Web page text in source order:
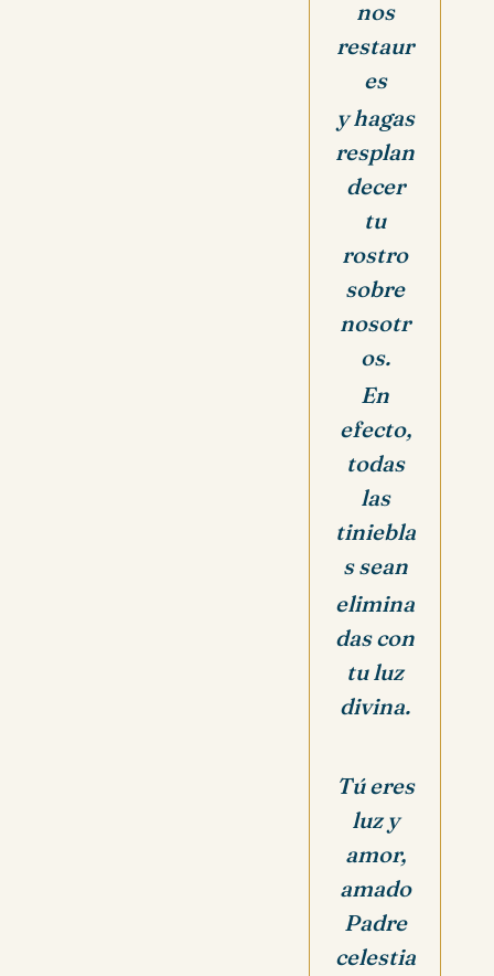
nos
restaur
es
y hagas
resplan
decer
tu
rostro
sobre
nosotr
os.
En
efecto,
todas
las
tiniebla
s sean
elimina
das con
tu luz
divina.
Tú eres
luz y
amor,
amado
Padre
celestia